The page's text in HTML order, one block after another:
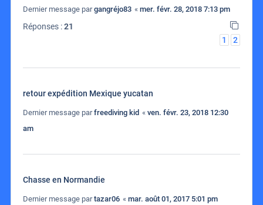
Dernier message pargangréjo83 « mer. févr. 28, 2018 7:13 pm
Réponses :21
1
2
retour expédition Mexique yucatan
Dernier message parfreediving kid « ven. févr. 23, 2018 12:30
am
Chasse en Normandie
Dernier message partazar06 « mar. août 01, 2017 5:01 pm